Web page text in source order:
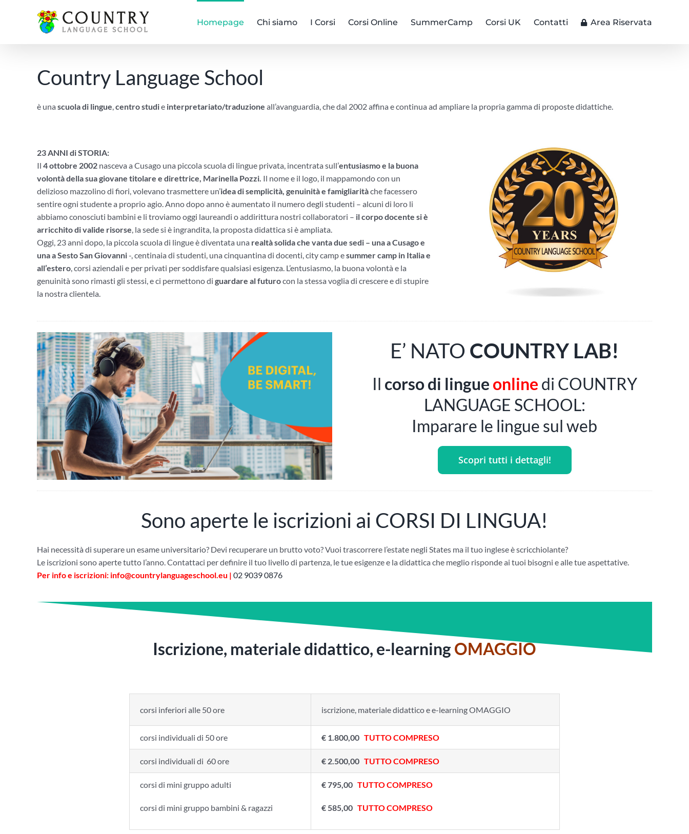
Homepage Chi siamo I Corsi Corsi Online SummerCamp Corsi UK Contatti Area Riservata
Country Language School
è una scuola di lingue,centro studie interpretariato/traduzione all’avanguardia, che dal 2002 affina e continua ad ampliare la propria gamma di proposte didattiche.
23 ANNI di STORIA:
Il 4 ottobre 2002 nasceva a Cusago una piccola scuola di lingue privata, incentrata sull’entusiasmo e la buona
volontà della sua giovane titolare e direttrice, Marinella Pozzi. Il nome e il logo, il mappamondo con un
delizioso mazzolino di fiori, volevano trasmettere un’idea di semplicità, genuinità e famigliaritàche facessero
sentire ogni studente a proprio agio. Anno dopo anno è aumentato il numero degli studenti – alcuni di loro li
abbiamo conosciuti bambini e li troviamo oggi laureandi o addirittura nostri collaboratori – il corpo docente si è
arricchito di valide risorse, la sede si è ingrandita, la proposta didattica si è ampliata.
Oggi, 23 anni dopo, la piccola scuola di lingue è diventata una realtà solida che vanta due sedi – una a Cusago e
una a Sesto San Giovanni-, centinaia di studenti, una cinquantina di docenti, city camp esummer camp in Italia e
all’estero, corsi aziendali e per privati per soddisfare qualsiasi esigenza. L’entusiasmo, la buona volontà e la
genuinità sono rimasti gli stessi, e ci permettono di guardare al futurocon la stessa voglia di crescere e di stupire
la nostra clientela.
E’ NATO COUNTRY LAB!
Il corso di lingue online di COUNTRY
LANGUAGE SCHOOL:
Imparare le lingue sul web
Scopri tutti i dettagli!
Sono aperte le iscrizioni ai CORSI DI LINGUA!
Hai necessità di superare un esame universitario? Devi recuperare un brutto voto? Vuoi trascorrere l’estate negli States ma il tuo inglese è scricchiolante?
Le iscrizioni sono aperte tutto l’anno. Contattaci per definire il tuo livello di partenza, le tue esigenze e la didattica che meglio risponde ai tuoi bisogni e alle tue aspettative.
Per info e iscrizioni: info@countrylanguageschool.eu | 02 9039 0876
Iscrizione, materiale didattico, e-learningOMAGGIO
corsi inferiori alle 50 ore iscrizione, materiale didattico e e-learning OMAGGIO
corsi individuali di 50 ore € 1.800,00 TUTTO COMPRESO
corsi individuali di 60 ore € 2.500,00 TUTTO COMPRESO
corsi di mini gruppo adulti
corsi di mini gruppo bambini & ragazzi
€ 795,00 TUTTO COMPRESO
€ 585,00 TUTTO COMPRESO